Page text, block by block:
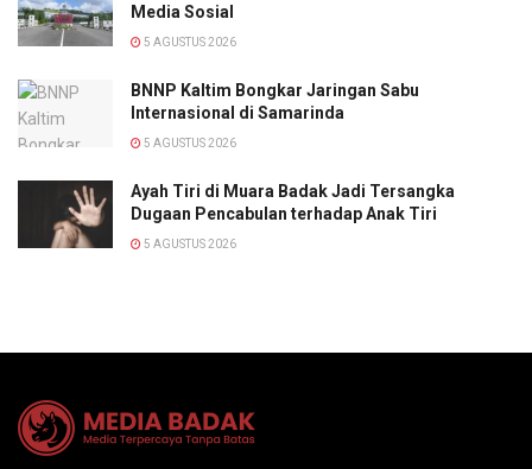
Media Sosial
5 AGUSTUS 2026
BNNP Kaltim Bongkar Jaringan Sabu
Internasional di Samarinda
5 AGUSTUS 2026
Ayah Tiri di Muara Badak Jadi Tersangka
Dugaan Pencabulan terhadap Anak Tiri
5 AGUSTUS 2026